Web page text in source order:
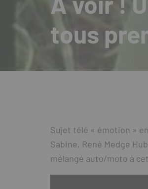
tous
Sujet télé « émotion »
Sabine, René Medge
mélangé auto/moto à